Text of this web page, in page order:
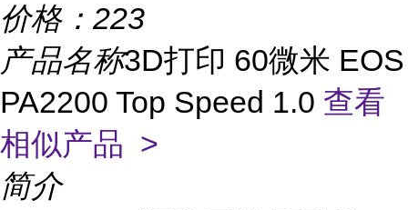
价格： 223
产品名称3D打印 60微米 EOS
PA2200 Top Speed 1.0 查看
相似产品 >
简介